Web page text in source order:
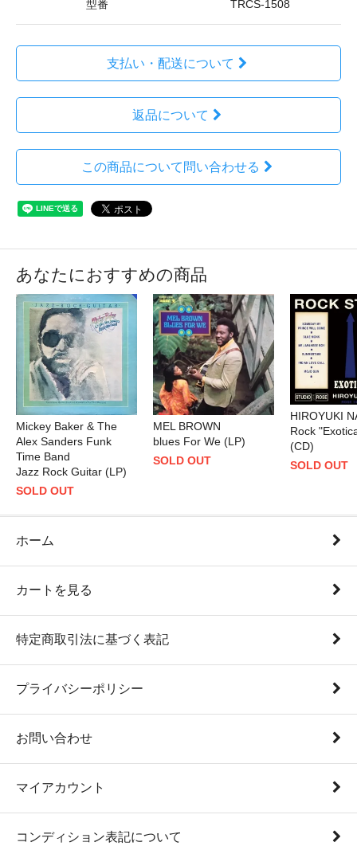
型番 TRCS-1508
支払い・配送について
返品について
この商品について問い合わせる
あなたにおすすめの商品
Mickey Baker & The
Alex Sanders Funk
Time Band
Jazz Rock Guitar (LP)
SOLD OUT
MEL BROWN
blues For We (LP)
SOLD OUT
HIROYUKI
Rock
(CD)
SOLD OUT
ホーム
カートを見る
特定商取引法に基づく表記
プライバシーポリシー
お問い合わせ
マイアカウント
コンディション表記について